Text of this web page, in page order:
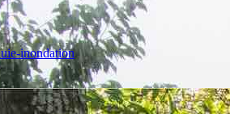
inondation